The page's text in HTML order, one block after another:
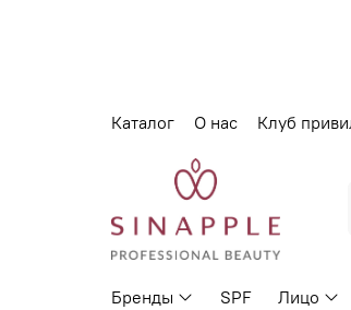
Каталог О нас Клуб
Бренды SPF Лицо